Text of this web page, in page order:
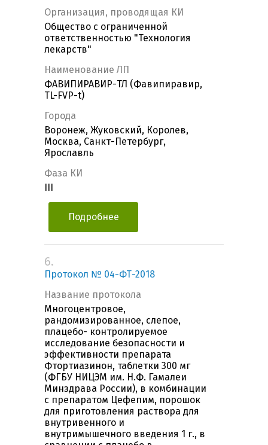
Организация, проводящая КИ
Общество с ограниченной
ответственностью "Технология
лекарств"
Наименование ЛП
ФАВИПИРАВИР-ТЛ (Фавипиравир,
TL-FVP-t)
Города
Воронеж, Жуковский, Королев,
Москва, Санкт-Петербург,
Ярославль
Фаза КИ
Подробнее
6.
Протокол № 04-ФТ-2018
Название протокола
Многоцентровое,
рандомизированное, слепое,
плацебо- контролируемое
исследование безопасности и
эффективности препарата
Фтортиазинон, таблетки 300 мг
(ФГБУ НИЦЭМ им. Н.Ф. Гамалеи
Минздрава России), в комбинации
с препаратом Цефепим, порошок
для приготовления раствора для
внутривенного и
внутримышечного введения 1 г., в